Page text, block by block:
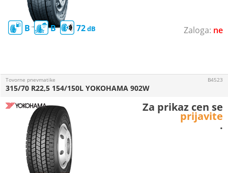
ne
B B 72
Tovorne pnevmatike
315/70 R22,5 154/150L YOKOHAMA 902W
B4523
Za prikaz cen se
prijavite
.